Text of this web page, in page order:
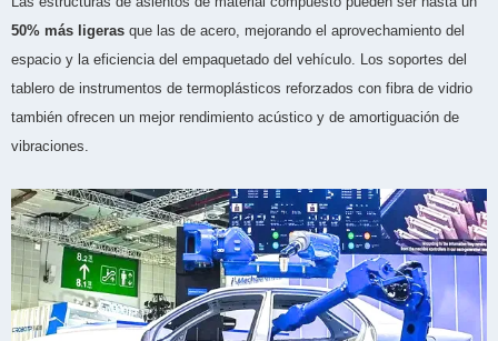
50% más ligeras que las de acero, mejorando el aprovechamiento del
espacio y la eficiencia del empaquetado del vehículo. Los soportes del
tablero de instrumentos de termoplásticos reforzados con fibra de vidrio
también ofrecen un mejor rendimiento acústico y de amortiguación de
vibraciones.